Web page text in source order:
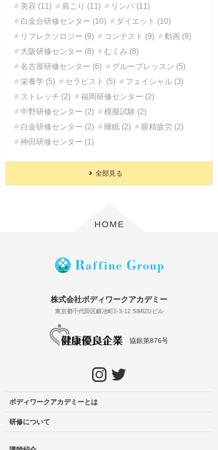
美容 (11)
肩こり (11)
リンパ (11)
白金台研修センター (10)
ダイエット (10)
リフレクソロジー (9)
コンテスト (9)
動画 (9)
大阪研修センター (8)
むくみ (8)
名古屋研修センター (6)
グループレッスン (5)
栄養学 (5)
セラピスト (5)
フェイシャル (3)
ストレッチ (2)
福岡研修センター (2)
中野研修センター (2)
模擬試験 (2)
白金研修センター (2)
睡眠 (2)
眼精疲労 (2)
神田研修センター (1)
全部見る
HOME
株式会社ボディワークアカデミー
東京都千代田区鍛冶町2-3-12 SIMIZUビル
協銀第876号
ボディワークアカデミーとは
研修について